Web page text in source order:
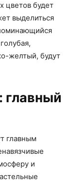
цветов будет
выделиться
желтый, будут
главный
главным
и